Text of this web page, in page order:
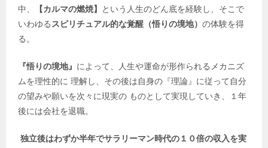
中、
【カルマの燃焼】
という人生のどん底を経験し、そこで
いわゆるスピリチュアル的な覚醒（悟りの境地） の体験を得
る。
『悟りの境地』 によって、人生や運命が形作られるメカニズ
ムを理性的に 理解し、その後は自身の『理論』に従って自分
の望みや願いを次々に現実の ものとして実現していき、１年
後には会社を退職。
独立後はわずか半年でサラリーマン時代の１０倍の収入を実